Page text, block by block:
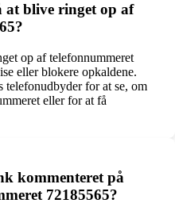
blive ringet op af
op af telefonnummeret
eller blokere opkaldene.
telefonudbyder for at se, om
eller for at få
kommenteret på
72185565?